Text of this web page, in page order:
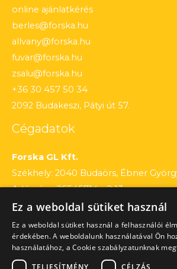
online ajánlatkérés
berles@forska.hu
allvany@forska.hu
fuvar@forska.hu
zsalu@forska.hu
+36 30 457 50 34
2092 Budakeszi, Pátyi út 57.
Cégadatok
Forska GL Kft.
Székhely: 2040 Budaörs, Ébner
Adószám: 26545714 – 2 13
Cégjegyzékszám: 13 – 09 – 195803
Számlaszám: 12010154 – 01660751 –
Ez a weboldal sütiket használ
Ez a weboldal sütiket használ a felhasználói
érdekében. A weboldalunk használatával Ön
használatához, a Cookie szabályzatunknak
TELJESÍTMÉNY
CÉLZÁS